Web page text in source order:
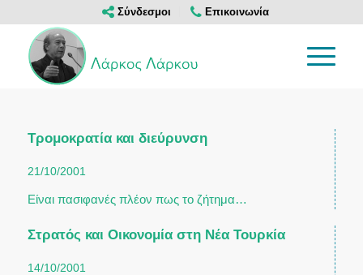
Σύνδεσμοι Επικοινωνία
Τρομοκρατία και διεύρυνση
21/10/2001
Είναι πασιφανές πλέον πως το ζήτημα…
Στρατός και Οικονομία στη Νέα Τουρκία
14/10/2001